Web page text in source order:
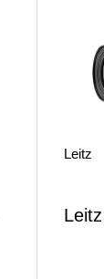
Leitz